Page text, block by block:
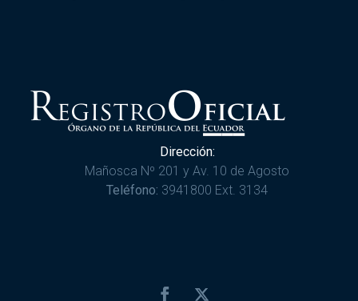
Dirección:
Mañosca Nº 201 y Av. 10 de Agosto
Teléfono: 3941800 Ext. 3134